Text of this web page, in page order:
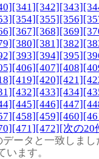
[341][342][343]
[354][355][356]
[367][368][369]
[380][381][382]
[393][394][395]
[406][407][408]
[419][420][421]
[432][433][434]
[445][446][447]
[458][459][460]
[471][472][次の20
ータと一致しまし
います。